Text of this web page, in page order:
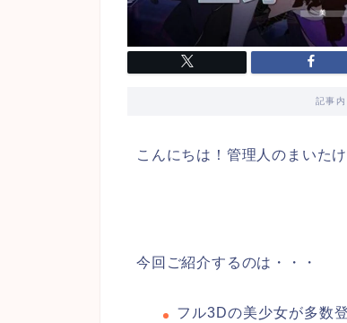
記事
こんにちは！管理人のまいたけ
今回ご紹介するのは・・・
フル3Dの美少女が多数登